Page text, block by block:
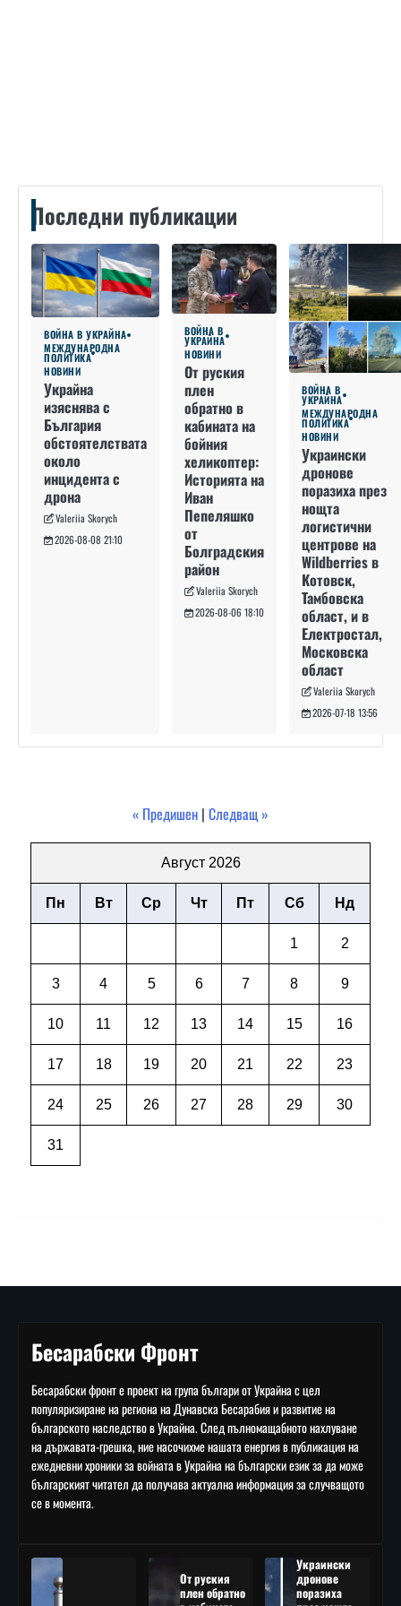
Последни публикации
ВОЙНА В УКРАЙНА
МЕЖДУНАРОДНА
ПОЛИТИКА
НОВИНИ
Украйна
изяснява с
България
обстоятелствата
около
инцидента с
дрона
Valeriia Skorych
2026-08-08 21:10
ВОЙНА В
УКРАЙНА
НОВИНИ
От руския
плен
обратно в
кабината на
бойния
хеликоптер:
Историята на
Иван
Пепеляшко
от
Болградския
район
Valeriia Skorych
2026-08-06 18:10
ВОЙНА В
УКРАЙНА
МЕЖДУНАРОДНА
ПОЛИТИКА
НОВИНИ
Украински
дронове
поразиха през
нощта
логистични
центрове на
Wildberries в
Котовск,
Тамбовска
област, и в
Електростал,
Московска
област
Valeriia Skorych
2026-07-18 13:56
« Предишен | Следващ »
Август 2026
Пн Вт Ср Чт Пт Сб Нд
1 2
3 4 5 6 7 8 9
10 11 12 13 14 15 16
17 18 19 20 21 22 23
24 25 26 27 28 29 30
31
Бесарабски Фронт
Бесарабски фронт е проект на група българи от Украйна с цел
популяризиране на региона на Дунавска Бесарабия и развитие на
българското наследство в Украйна. След пълномащабното нахлуване
на държавата-грешка, ние насочихме нашата енергия в публикация на
ежедневни хроники за войната в Украйна на български език за да може
българският читател да получава актуална информация за случващото
се в момента.
От руския
плен обратно
Украински
дронове
поразиха